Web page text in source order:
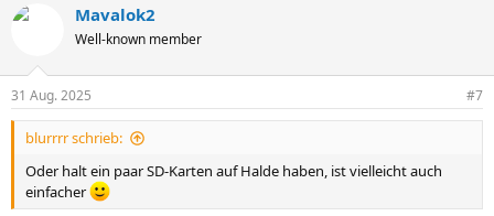
k
e
n
Mavalok2
Well-known member
31 Aug. 2025 #7
blurrrr schrieb:
Oder halt ein paar SD-Karten auf Halde haben, ist vielleicht auch
einfacher